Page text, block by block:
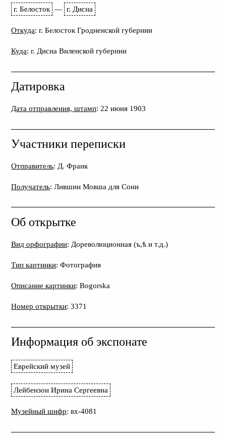
г. Белосток — г. Дисна
Откуда: г. Белосток Гродненской губернии
Куда: г. Дисна Виленской губернии
Датировка
Дата отправления, штамп: 22 июня 1903
Участники переписки
Отправитель: Д. Франк
Получатель: Лившин Мовша для Сони
Об открытке
Вид орфографии: Дореволюционная (ъ,ѣ и т.д.)
Тип картинки: Фотография
Описание картинки: Bogorska
Номер открытки: 3371
Информация об экспонате
Еврейский музей
Лейбензон Ирина Сергеевна
Музейный шифр: вх-4081